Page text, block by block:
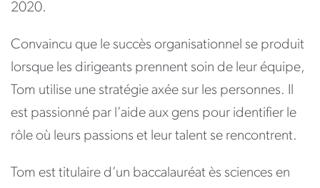
2020.
Convaincu que le succès organisationnel se produit
lorsque les dirigeants prennent soin de leur équipe,
Tom utilise une stratégie axée sur les personnes. Il
est passionné par l’aide aux gens pour identifier le
rôle où leurs passions et leur talent se rencontrent.
Tom est titulaire d’un baccalauréat ès sciences en